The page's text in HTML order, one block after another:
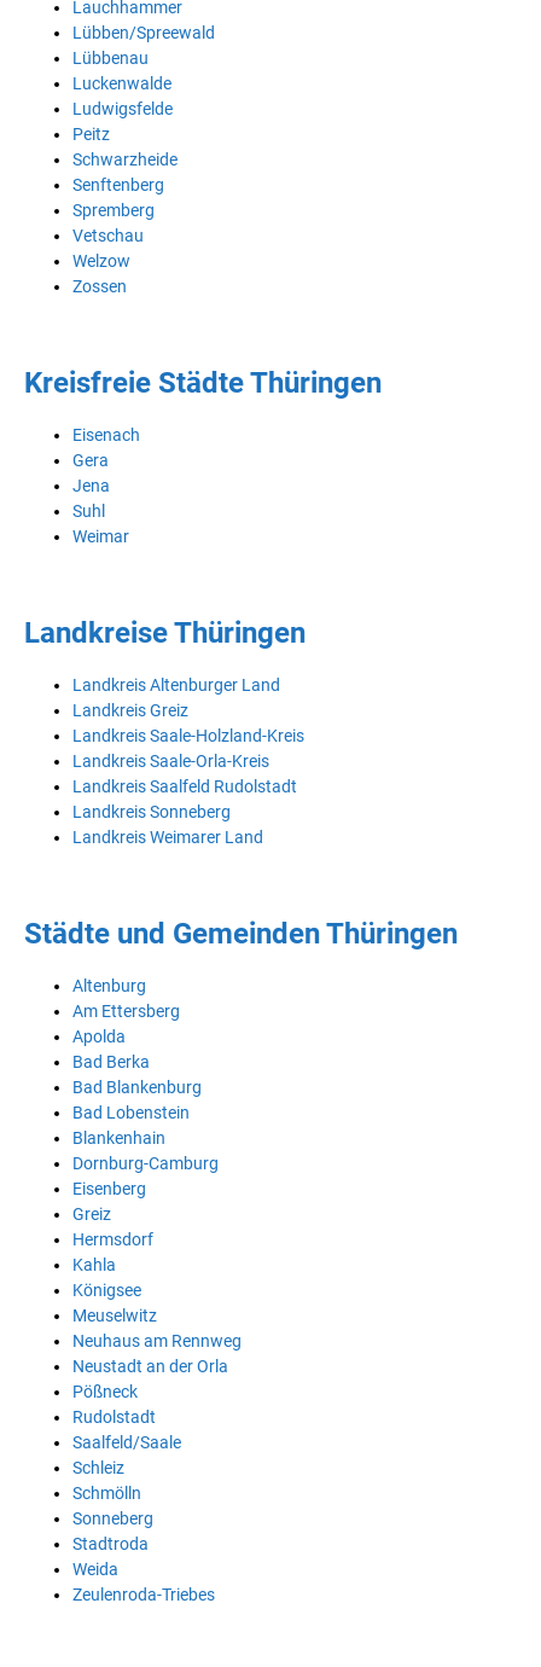
Lauchhammer
Lübben/Spreewald
Lübbenau
Luckenwalde
Ludwigsfelde
Peitz
Schwarzheide
Senftenberg
Spremberg
Vetschau
Welzow
Zossen
Kreisfreie Städte Thüringen
Eisenach
Gera
Jena
Suhl
Weimar
Landkreise Thüringen
Landkreis Altenburger Land
Landkreis Greiz
Landkreis Saale-Holzland-Kreis
Landkreis Saale-Orla-Kreis
Landkreis Saalfeld Rudolstadt
Landkreis Sonneberg
Landkreis Weimarer Land
Städte und Gemeinden Thüringen
Altenburg
Am Ettersberg
Apolda
Bad Berka
Bad Blankenburg
Bad Lobenstein
Blankenhain
Dornburg-Camburg
Eisenberg
Greiz
Hermsdorf
Kahla
Königsee
Meuselwitz
Neuhaus am Rennweg
Neustadt an der Orla
Pößneck
Rudolstadt
Saalfeld/Saale
Schleiz
Schmölln
Sonneberg
Stadtroda
Weida
Zeulenroda-Triebes